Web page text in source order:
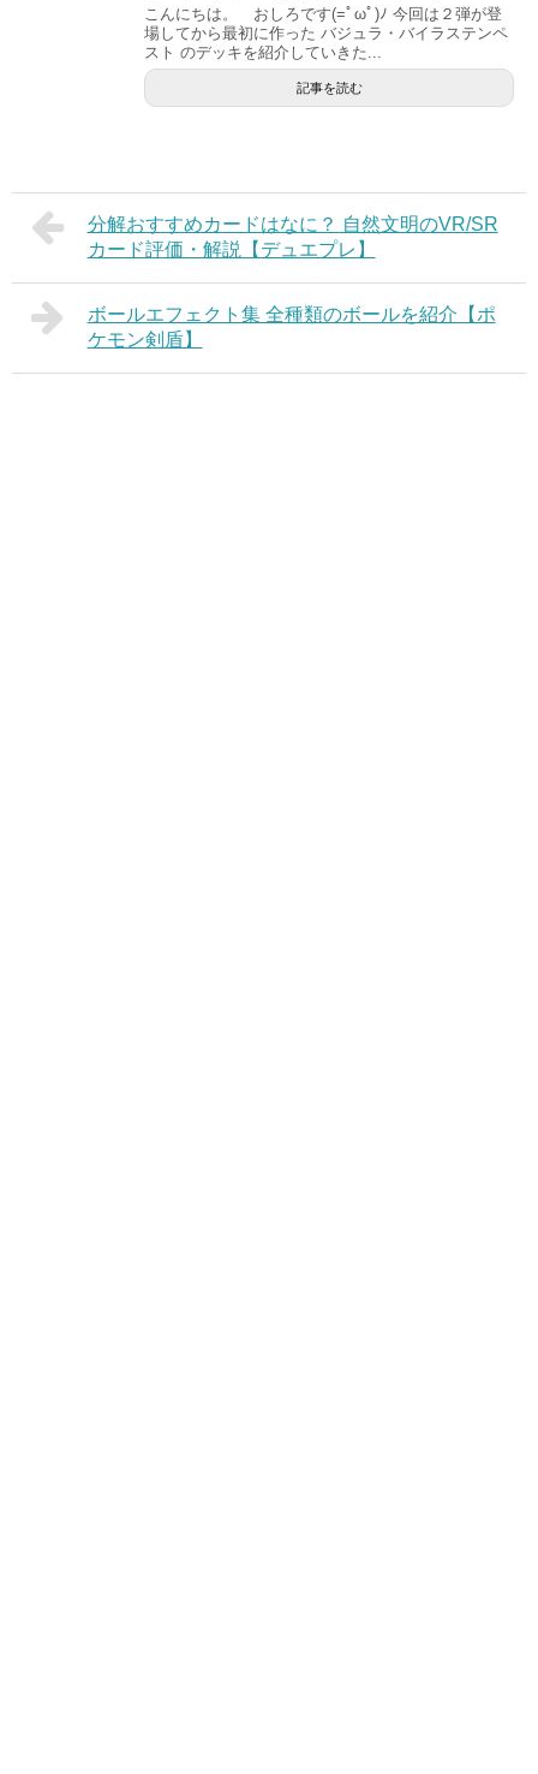
こんにちは。 おしろです(=ﾟωﾟ)ﾉ 今回は２弾が登
場してから最初に作った バジュラ・バイラステンペ
スト のデッキを紹介していきた...
記事を読む
分解おすすめカードはなに？ 自然文明のVR/SR
カード評価・解説【デュエプレ】
ボールエフェクト集 全種類のボールを紹介【ポ
ケモン剣盾】